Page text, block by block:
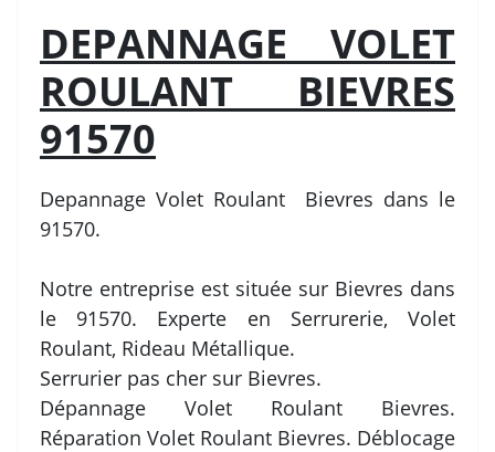
DEPANNAGE VOLET
ROULANT BIEVRES
91570
Depannage Volet Roulant Bievres dans le
91570.
Notre entreprise est située sur Bievres dans
le 91570. Experte en Serrurerie, Volet
Roulant, Rideau Métallique.
Serrurier pas cher sur Bievres.
Dépannage Volet Roulant Bievres.
Réparation Volet Roulant Bievres. Déblocage